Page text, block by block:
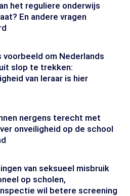
het reguliere onderwijs
En andere vragen
voorbeeld om Nederlands
slop te trekken:
van leraar is hier
nergens terecht met
onveiligheid op de school
van seksueel misbruik
op scholen,
wil betere screening